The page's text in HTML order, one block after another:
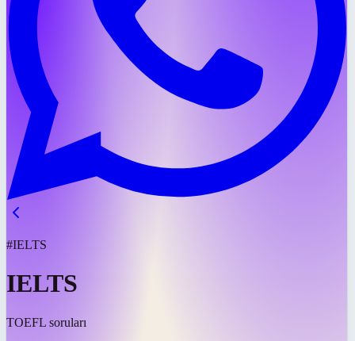
#IELTS
IELTS
TOEFL soruları